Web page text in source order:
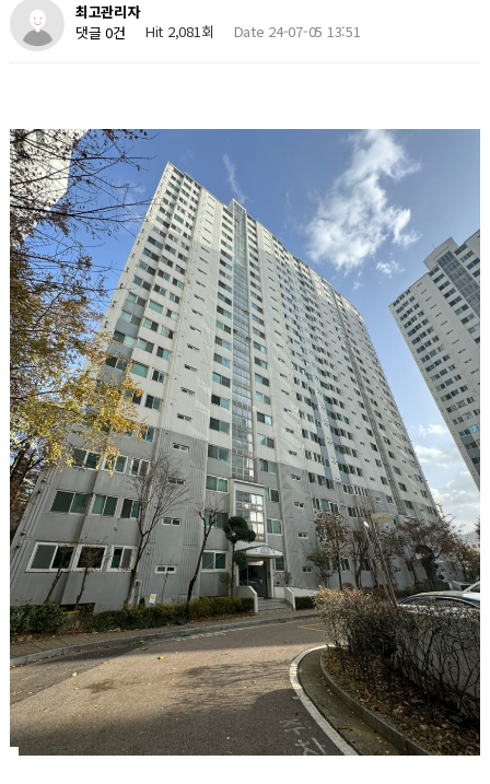
최고관리자
댓글 0건
Hit 2,081회 Date 24-07-05 13:51